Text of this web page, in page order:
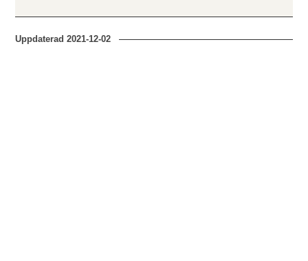
Uppdaterad2021-12-02